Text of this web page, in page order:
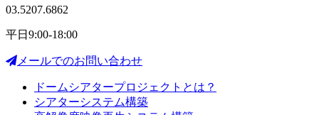
03.5207.6862
平日9:00-18:00
メールでのお問い合わせ
ドームシアタープロジェクトとは？
シアターシステム構築